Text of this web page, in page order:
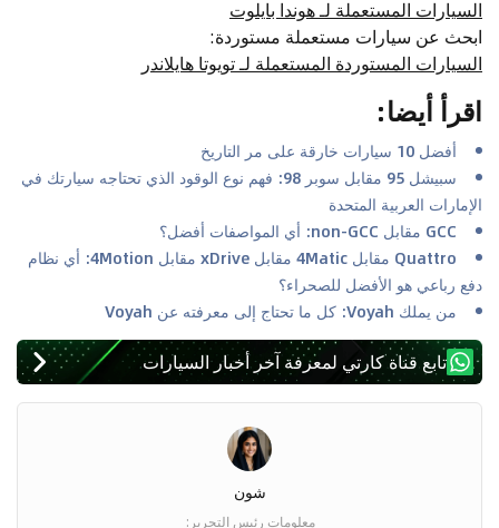
السيارات المستعملة لـ هوندا بايلوت
ابحث عن سيارات مستعملة مستوردة:
السيارات المستوردة المستعملة لـ تويوتا هايلاندر
اقرأ أيضا:
أفضل 10 سيارات خارقة على مر التاريخ
سبيشل 95 مقابل سوبر 98: فهم نوع الوقود الذي تحتاجه سيارتك في
الإمارات العربية المتحدة
GCC مقابل non-GCC: أي المواصفات أفضل؟
Quattro مقابل 4Matic مقابل xDrive مقابل 4Motion: أي نظام
دفع رباعي هو الأفضل للصحراء؟
من يملك Voyah: كل ما تحتاج إلى معرفته عن Voyah
تابع قناة كارتي لمعرفة آخر أخبار السيارات
شون
معلومات رئيس التحرير :